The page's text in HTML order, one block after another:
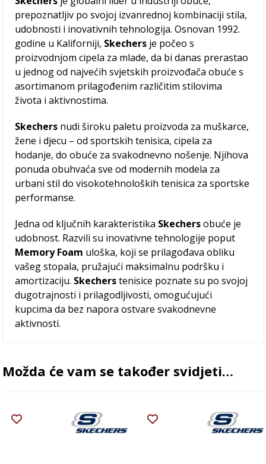
prepoznatljiv po svojoj izvanrednoj kombinaciji stila,
udobnosti i inovativnih tehnologija. Osnovan 1992.
godine u Kaliforniji, Skechers je počeo s
proizvodnjom cipela za mlade, da bi danas prerastao
u jednog od najvećih svjetskih proizvođača obuće s
asortimanom prilagođenim različitim stilovima
života i aktivnostima.
Skechers nudi široku paletu proizvoda za muškarce,
žene i djecu – od sportskih tenisica, cipela za
hodanje, do obuće za svakodnevno nošenje. Njihova
ponuda obuhvaća sve od modernih modela za
urbani stil do visokotehnoloških tenisica za sportske
performanse.
Jedna od ključnih karakteristika Skechersobuće je
udobnost. Razvili su inovativne tehnologije poput
Memory Foam uloška, koji se prilagođava obliku
vašeg stopala, pružajući maksimalnu podršku i
amortizaciju. Skecherstenisice poznate su po svojoj
dugotrajnosti i prilagodljivosti, omogućujući
kupcima da bez napora ostvare svakodnevne
aktivnosti.
Možda će vam se također svidjeti…